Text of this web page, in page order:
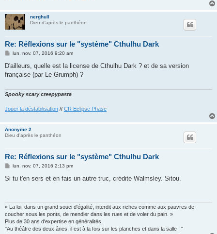
nerghull
Dieu d'après le panthéon
Re: Réflexions sur le "système" Cthulhu Dark
M
s
a
lun. nov. 07, 2016 9:20 am
D'ailleurs, quelle est la license de Cthulhu Dark ? et de sa version
française (par Le Grumph) ?
Spooky scary creepypasta
Jouer la déstabilisation // CR Eclipse Phase
Anonyme 2
Dieu d'après le panthéon
Re: Réflexions sur le "système" Cthulhu Dark
M
s
lun. nov. 07, 2016 2:13 pm
Si tu t'en sers et en fais un autre truc, crédite Walmsley. Sitou.
« La loi, dans un grand souci d'égalité, interdit aux riches comme aux pauvres de
coucher sous les ponts, de mendier dans les rues et de voler du pain. »
Plus de 30 ans d'expertise en généralités.
"Au théâtre des deux ânes, il est à la fois sur les planches et dans la salle ! "